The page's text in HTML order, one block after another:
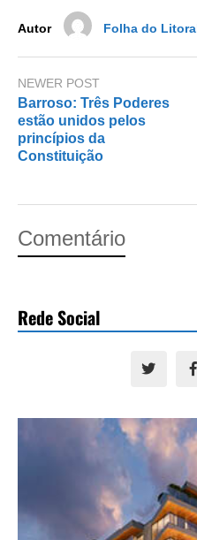
Autor Folha do Litoral
NEWER POST
Barroso: Três Poderes
estão unidos pelos
princípios da
Constituição
Comentário
Rede Social